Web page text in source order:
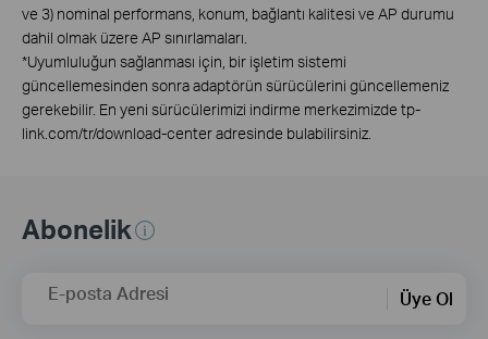
ve 3) nominal performans, konum, bağlantı kalitesi ve AP durumu
dahil olmak üzere AP sınırlamaları.
*Uyumluluğun sağlanması için, bir işletim sistemi
güncellemesinden sonra adaptörün sürücülerini güncellemeniz
gerekebilir. En yeni sürücülerimizi indirme merkezimizde tp-
link.com/tr/download-center adresinde bulabilirsiniz.
Abonelik
E-posta Adresi Üye Ol